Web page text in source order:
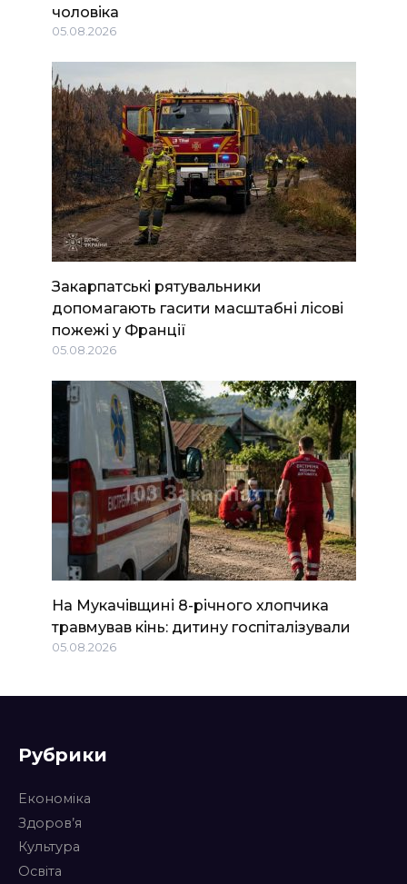
чоловіка
05.08.2026
Закарпатські рятувальники
допомагають гасити масштабні лісові
пожежі у Франції
05.08.2026
На Мукачівщині 8-річного хлопчика
травмував кінь: дитину госпіталізували
05.08.2026
Рубрики
Економіка
Здоров’я
Культура
Освіта